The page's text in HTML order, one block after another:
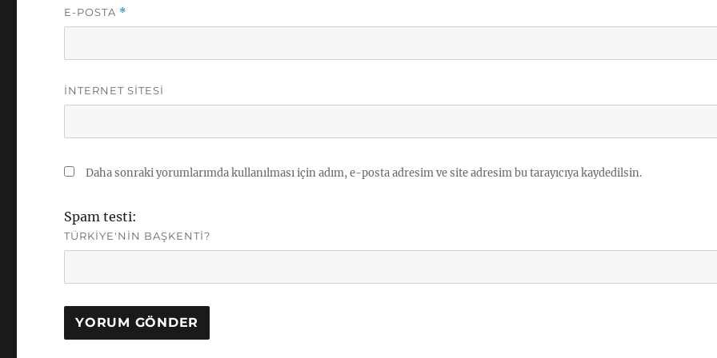
E-POSTA *
İNTERNET SITESI
Daha sonraki yorumlarımda kullanılması için adım, e-posta adresim ve site adresim bu tarayıcıya kaydedilsin.
Spam testi:
TÜRKIYE'NIN BAŞKENTI?